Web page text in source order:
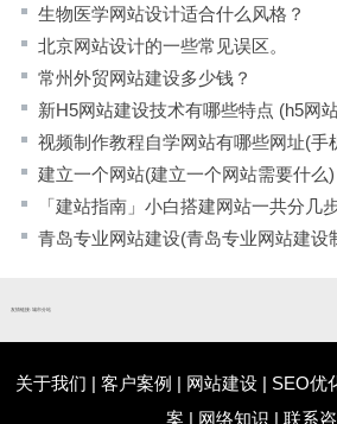
生物医学网站设计适合什么风格？
北京网站设计的一些常见误区。
常州外贸网站建设多少钱？
新H5网站建设技术有哪些特点 (h5网
视频制作教程自学网站有哪些网址(手
建立一个网站(建立一个网站需要什么)
「建站指南」小白搭建网站一共分几
青岛专业网站建设(青岛专业网站建设
友情链接: 城市分站
关于我们 | 客户案例 | 网站建设| SEO优
案 | 网络知识 |联系